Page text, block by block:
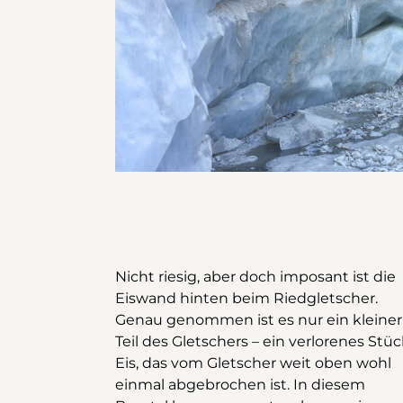
Nicht riesig, aber doch imposant ist die
Eiswand hinten beim Riedgletscher.
Genau genommen ist es nur ein kleiner
Teil des Gletschers – ein verlorenes
Eis, das vom Gletscher weit oben wohl
einmal abgebrochen ist. In diesem
kann man mit Bräteln und Spielen am
Bach Stunden verbringen. Danach geht
es hinunter zur Eggeri-Suone, die
oberste alte Wasserleitung
Grächens, wo bestens Rindenschifflein
auf die Reise geschickt werden können.